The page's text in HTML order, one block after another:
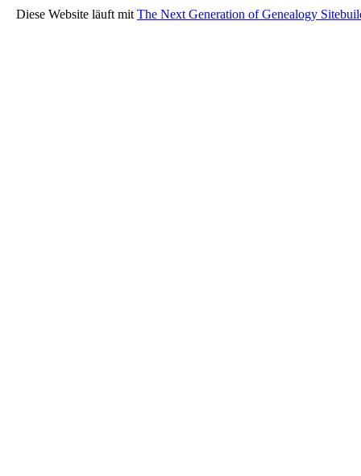
Diese Website läuft mit The Next Generation of Genealogy